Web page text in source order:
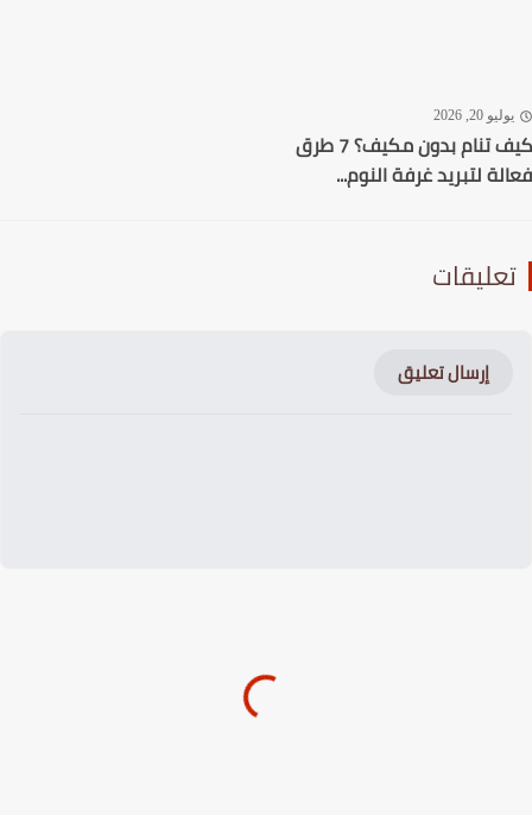
20, 2026
كيف تنام بدون مكيف؟ 7 طرق
لتبريد غرفة النوم...
إرسال تعليق